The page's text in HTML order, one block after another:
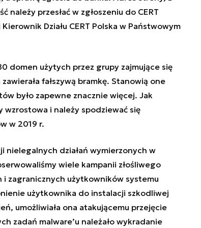
należy przesłać w zgłoszeniu do CERT
Działu CERT Polska w Państwowym
domen użytych przez grupy zajmujące się
fałszywą bramkę. Stanowią one
było zapewne znacznie więcej. Jak
i należy spodziewać się
w 2019 r.
nielegalnych działań wymierzonych w
wiele kampanii złośliwego
zagranicznych użytkowników systemu
użytkownika do instalacji szkodliwej
umożliwiała ona atakującemu przejęcie
zadań malware’u należało wykradanie